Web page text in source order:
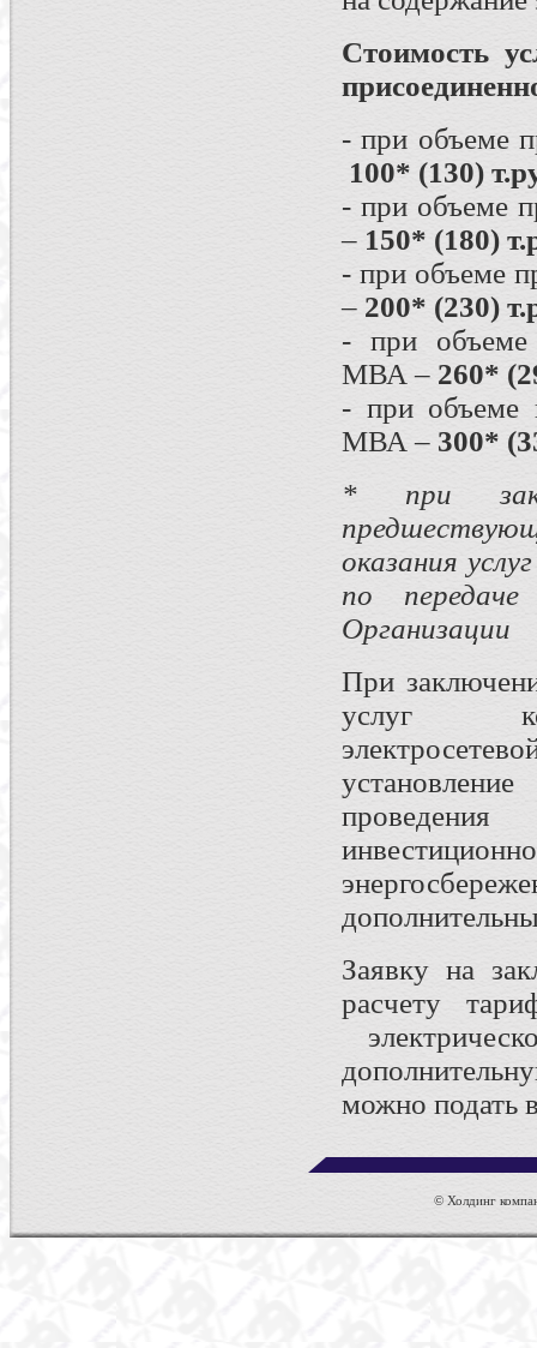
Стоимость
- при объеме
100* (130)
- при объеме
– 150* (180)
- при объеме
– 200* (230)
- при объеме
МВА – 260*
- при объеме
МВА – 300*
* при
оказания
по
Организации
При
услуг
Заявку на
расчету
можно подать
© Холдинг